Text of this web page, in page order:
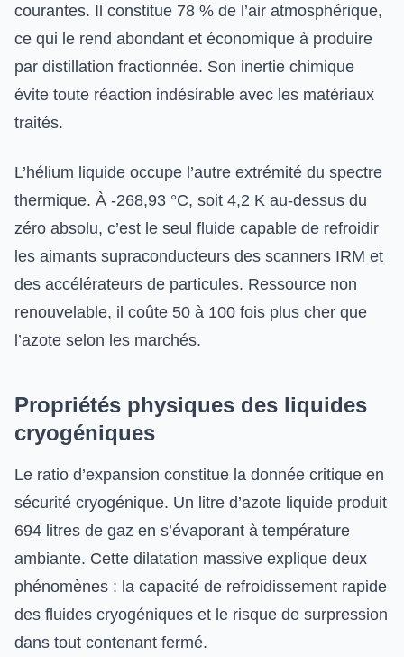
courantes. Il constitue 78 % de l’air atmosphérique,
ce qui le rend abondant et économique à produire
par distillation fractionnée. Son inertie chimique
évite toute réaction indésirable avec les matériaux
traités.
L’hélium liquide occupe l’autre extrémité du spectre
thermique. À -268,93 °C, soit 4,2 K au-dessus du
zéro absolu, c’est le seul fluide capable de refroidir
les aimants supraconducteurs des scanners IRM et
des accélérateurs de particules. Ressource non
renouvelable, il coûte 50 à 100 fois plus cher que
l’azote selon les marchés.
Propriétés physiques des liquides
cryogéniques
Le ratio d’expansion constitue la donnée critique en
sécurité cryogénique. Un litre d’azote liquide produit
694 litres de gaz en s’évaporant à température
ambiante. Cette dilatation massive explique deux
phénomènes : la capacité de refroidissement rapide
des fluides cryogéniques et le risque de surpression
dans tout contenant fermé.